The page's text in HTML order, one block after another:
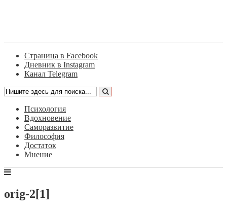
Страница в Facebook
Дневник в Instagram
Канал Telegram
Психология
Вдохновение
Саморазвитие
Философия
Достаток
Мнение
orig-2[1]